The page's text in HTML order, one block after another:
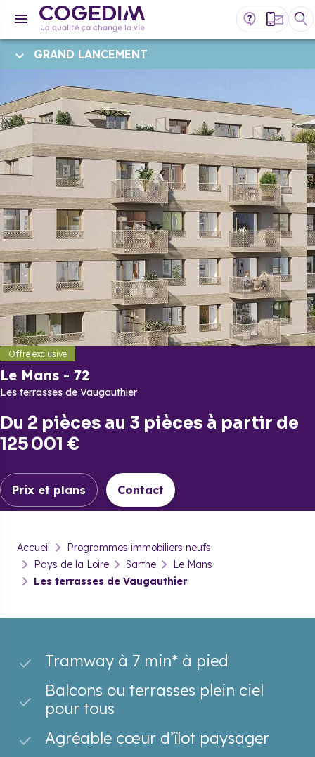
Offre exclusive
Le Mans - 72
Les terrasses de Vaugauthier
Du 2 pièces au 3 pièces à partir de
125 001 €
Prix et plans Contact
GRAND LANCEMENT
Les terrasses de Vaugauthier
Prix & plans Brochure Contact
Accueil
Programmes immobiliers neufs
Pays de la Loire
Sarthe
Le Mans
Les terrasses de Vaugauthier
Tramway à 7 min* à pied
Balcons ou terrasses plein ciel
pour tous
Agréable cœur d’îlot paysager